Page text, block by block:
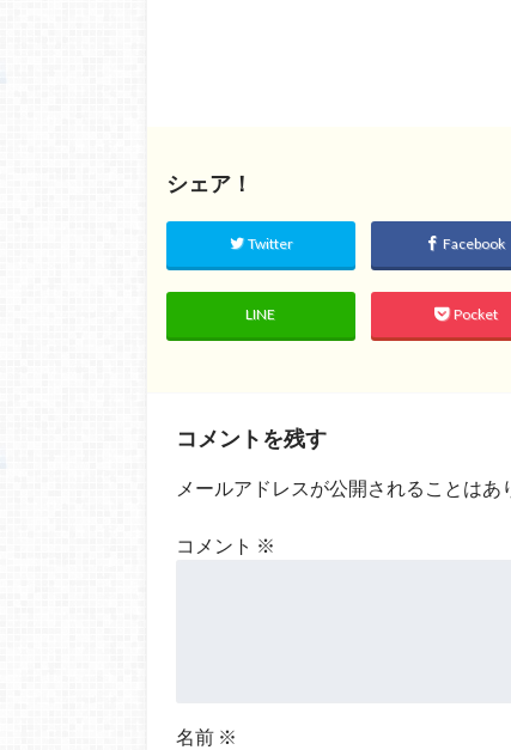
シェア！
Twitter Facebook
LINE Pocket
コメントを残す
メールアドレスが公開されることはあ
コメント ※
名前 ※